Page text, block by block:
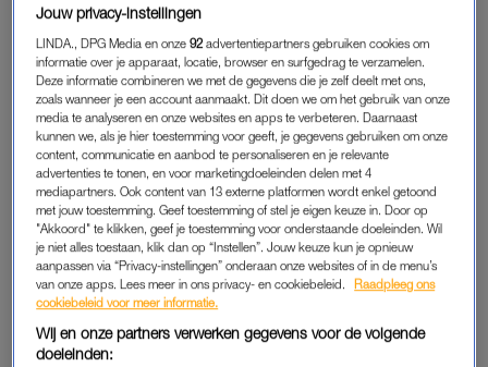
bestemming voor de rijken. Sandra heeft twee zoons: Ludwig,
gespeeld door Joes Brauers, en Heinrich, gespeeld door mij.”
Maar daar blijft het niet bij. “Je volgt ook een armere
vissersfamilie uit Noordwijk, waarvan de dochters in het hotel
werken. Al die verhalen raken in de serie met elkaar verweven.
Zo ontstaan er bijvoorbeeld ook liefdesrelaties tussen die
verschillende rangen en standen.”
ROL ALS HEINRICH
Shahine speelt dus de rol van Heinrich, de jongste zoon van
Sandra. “Samen met zijn broer studeert hij in Brussel. Hij
houdt zich liever bezig met kunst en het leven daar dan met
Jouw privacy-instellingen
LINDA., DPG Media en onze92 advertentiepartners gebruiken cookies om
informatie over je apparaat, locatie, browser en surfgedrag te verzamelen.
Deze informatie combineren we met de gegevens die je zelf deelt met ons,
zoals wanneer je een account aanmaakt. Dit doen we om het gebruik van onze
media te analyseren en onze websites en apps te verbeteren. Daarnaast
kunnen we, als je hier toestemming voor geeft, je gegevens gebruiken om onze
content, communicatie en aanbod te personaliseren en je relevante
advertenties te tonen, en voor marketingdoeleinden delen met 4
mediapartners. Ook content van 13 externe platformen wordt enkel getoond
met jouw toestemming. Geef toestemming of stel je eigen keuze in. Door op
"Akkoord" te klikken, geef je toestemming voor onderstaande doeleinden. Wil
je niet alles toestaan, klik dan op “Instellen”. Jouw keuze kun je opnieuw
aanpassen via “Privacy-instellingen” onderaan onze websites of in de menu’s
van onze apps. Lees meer in ons privacy- en cookiebeleid.
Raadpleeg ons
cookiebeleid voor meer informatie.
Wij en onze partners verwerken gegevens voor de volgende
doeleinden: